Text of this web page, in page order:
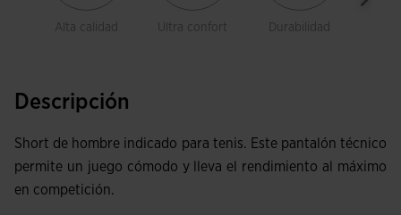
Alta calidad Ultra confort Durabilidad
Descripción
Short de hombre indicado para tenis. Este pantalón técnico
permite un juego cómodo y lleva el rendimiento al máximo
en competición.